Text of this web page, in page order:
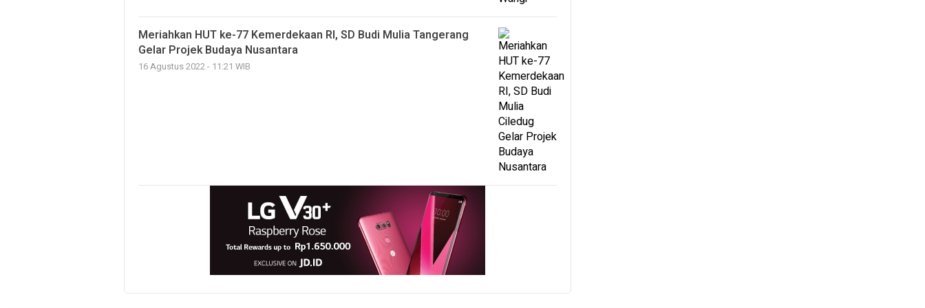
Meriahkan HUT ke-77 Kemerdekaan RI, SD Budi Mulia Tangerang
Gelar Projek Budaya Nusantara
16 Agustus 2022 - 11:21 WIB